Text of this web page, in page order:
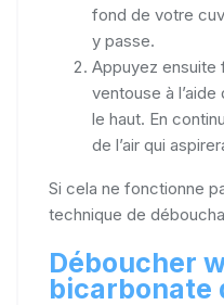
fond de votre
y passe.
Appuyez ensuite
ventouse à
le haut. En
de l’air qui
Si cela ne fonctionne
technique de
Déboucher
bicarbonate